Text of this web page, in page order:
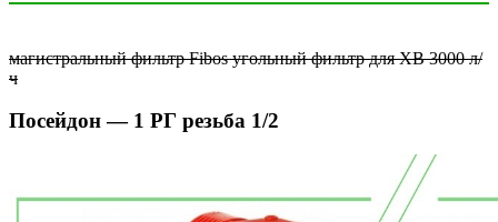
магистральный фильтр Fibos угольный фильтр для ХВ 3000 л/
ч
Посейдон — 1 РГ резьба 1/2